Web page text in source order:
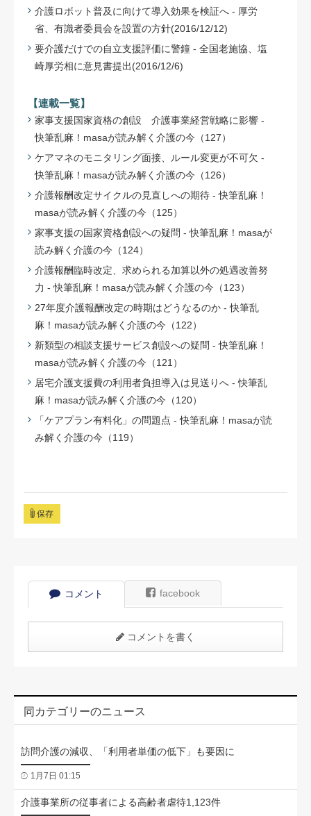
介護ロボット普及に向けて導入効果を検証へ - 厚労
省、有識者委員会を設置の方針(2016/12/12)
要介護だけでの自立支援評価に警鐘 - 全国老施協、塩
崎厚労相に意見書提出(2016/12/6)
【連載一覧】
家事支援国家資格の創設 介護事業経営戦略に影響 -
快筆乱麻！masaが読み解く介護の今（127）
ケアマネのモニタリング面接、ルール変更が不可欠 -
快筆乱麻！masaが読み解く介護の今（126）
介護報酬改定サイクルの見直しへの期待 - 快筆乱麻！
masaが読み解く介護の今（125）
家事支援の国家資格創設への疑問 - 快筆乱麻！masaが
読み解く介護の今（124）
介護報酬臨時改定、求められる加算以外の処遇改善努
力 - 快筆乱麻！masaが読み解く介護の今（123）
27年度介護報酬改定の時期はどうなるのか - 快筆乱
麻！masaが読み解く介護の今（122）
新類型の相談支援サービス創設への疑問 - 快筆乱麻！
masaが読み解く介護の今（121）
居宅介護支援費の利用者負担導入は見送りへ - 快筆乱
麻！masaが読み解く介護の今（120）
「ケアプラン有料化」の問題点 - 快筆乱麻！masaが読
み解く介護の今（119）
保存
コメント facebook
コメントを書く
同カテゴリーのニュース
訪問介護の減収、「利用者単価の低下」も要因に
1月7日 01:15
介護事業所の従事者による高齢者虐待1,123件